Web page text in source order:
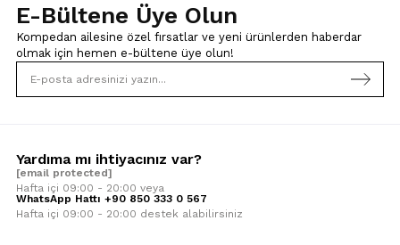
E-Bültene Üye Olun
Kompedan ailesine özel fırsatlar ve yeni ürünlerden haberdar
olmak için hemen e-bültene üye olun!
Yardıma mı ihtiyacınız var?
[email protected]
Hafta içi 09:00 - 20:00 veya
WhatsApp Hattı +90 850 333 0 567
Hafta içi 09:00 - 20:00 destek alabilirsiniz